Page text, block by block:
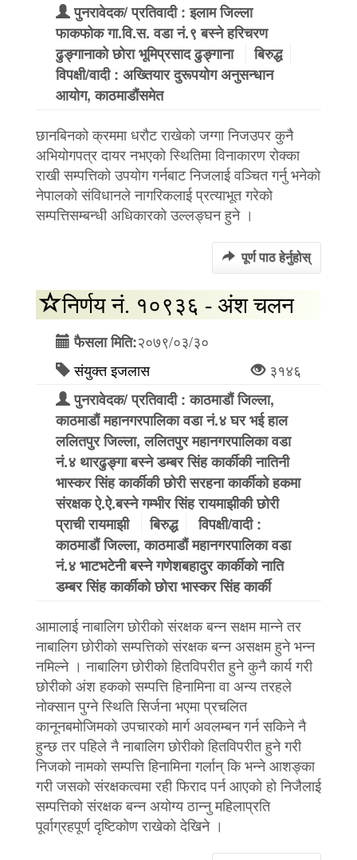
पुनरावेदक/ प्रतिवादी : इलाम जिल्ला
फाकफोक गा.वि.स. वडा नं.९ बस्ने हरिचरण
ढुङ्गानाको छोरा भूमिप्रसाद ढुङ्गाना
बिरुद्ध
विपक्षी/वादी : अख्तियार दुरूपयोग अनुसन्धान
आयोग, काठमाडौंसमेत
छानबिनको क्रममा धरौट राखेको जग्गा निजउपर कुनै
अभियोगपत्र दायर नभएको स्थितिमा विनाकारण रोक्का
राखी सम्पत्तिको उपयोग गर्नबाट निजलाई वञ्चित गर्नु भनेको
नेपालको संविधानले नागरिकलाई प्रत्याभूत गरेको
सम्पत्तिसम्बन्धी अधिकारको उल्लङ्घन हुने ।
पूर्ण पाठ हेर्नुहोस्
निर्णय नं. १०९३६ - अंश चलन
फैसला मिति:२०७९/०३/३०
संयुक्त इजलास
३१४६
पुनरावेदक/ प्रतिवादी : काठमाडौं जिल्ला,
काठमाडौं महानगरपालिका वडा नं.४ घर भई हाल
ललितपुर जिल्ला, ललितपुर महानगरपालिका वडा
नं.४ थारढुङ्गा बस्ने डम्बर सिंह कार्कीकी नातिनी
भास्कर सिंह कार्कीकी छोरी सरहना कार्कीको हकमा
संरक्षक ऐ.ऐ.बस्ने गम्भीर सिंह रायमाझीकी छोरी
प्राची रायमाझी
बिरुद्ध
विपक्षी/वादी :
काठमाडौं जिल्ला, काठमाडौं महानगरपालिका वडा
नं.४ भाटभटेनी बस्ने गणेशबहादुर कार्कीको नाति
डम्बर सिंह कार्कीको छोरा भास्कर सिंह कार्की
आमालाई नाबालिग छोरीको संरक्षक बन्न सक्षम मान्ने तर
नाबालिग छोरीको सम्पत्तिको संरक्षक बन्न असक्षम हुने भन्न
नमिल्ने । नाबालिग छोरीको हितविपरीत हुने कुनै कार्य गरी
छोरीको अंश हकको सम्पत्ति हिनामिना वा अन्य तरहले
नोक्सान पुग्ने स्थिति सिर्जना भएमा प्रचलित
कानूनबमोजिमको उपचारको मार्ग अवलम्बन गर्न सकिने नै
हुन्छ तर पहिले नै नाबालिग छोरीको हितविपरीत हुने गरी
निजको नामको सम्पत्ति हिनामिना गर्लान् कि भन्ने आशङ्का
गरी जसको संरक्षकत्वमा रही फिराद पर्न आएको हो निजैलाई
सम्पत्तिको संरक्षक बन्न अयोग्य ठान्नु महिलाप्रति
पूर्वाग्रहपूर्ण दृष्टिकोण राखेको देखिने ।